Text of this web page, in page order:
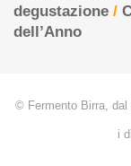
degustazione /
dell’Anno
© Fermento Birra, dal
i